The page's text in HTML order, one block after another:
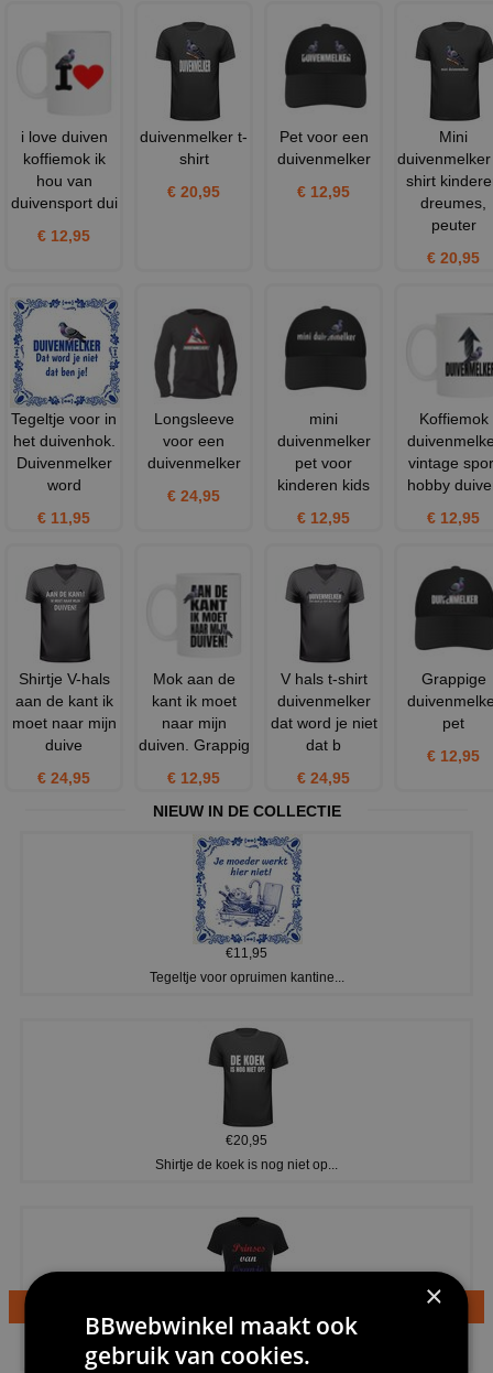
i love duiven
koffiemok ik
hou van
duivensport dui
€ 12,95
duivenmelker t-
shirt
€ 20,95
Pet voor een
duivenmelker
€ 12,95
Mini
shirt
dreumes,
peuter
€ 20,95
Tegeltje voor in
het duivenhok.
Duivenmelker
word
€ 11,95
Longsleeve
voor een
duivenmelker
€ 24,95
mini
duivenmelker
pet voor
kinderen kids
€ 12,95
Koffiemok
vintage
hobby
€ 12,95
Shirtje V-hals
aan de kant ik
moet naar mijn
duive
€ 24,95
Mok aan de
kant ik moet
naar mijn
duiven. Grappig
€ 12,95
V hals t-shirt
duivenmelker
dat word je niet
dat b
€ 24,95
Grappige
pet
€ 12,95
NIEUW IN DE COLLECTIE
€11,95
Tegeltje voor opruimen kantine...
€20,95
Shirtje de koek is nog niet op...
€24,95
Dames v hals t-shirt prinses v...
×
BBwebwinkel maakt ook
gebruik van cookies.